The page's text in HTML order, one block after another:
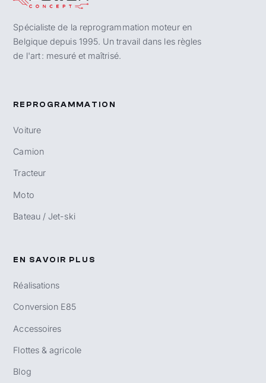
Spécialiste de la reprogrammation moteur en
Belgique depuis 1995. Un travail dans les règles
de l'art : mesuré et maîtrisé.
REPROGRAMMATION
Voiture
Camion
Tracteur
Moto
Bateau / Jet-ski
EN SAVOIR PLUS
Réalisations
Conversion E85
Accessoires
Flottes & agricole
Blog